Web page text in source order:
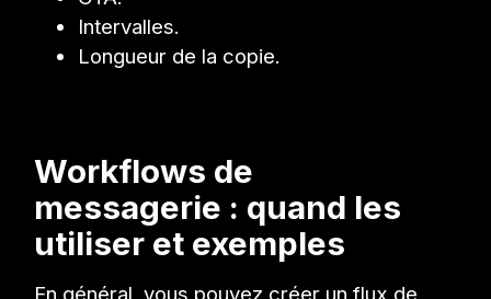
Intervalles.
Longueur de la copie.
Workflows de
messagerie : quand les
utiliser et exemples
En général, vous pouvez créer un flux de